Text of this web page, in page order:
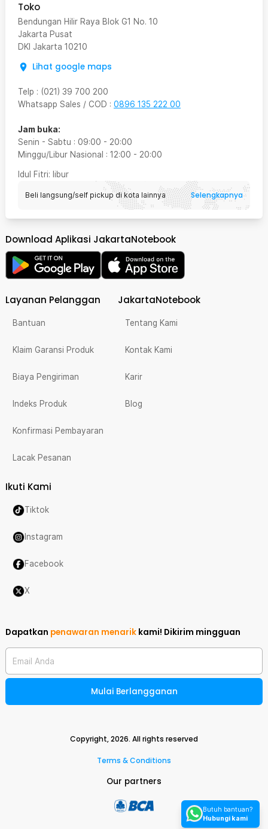
Toko
Bendungan Hilir Raya Blok G1 No. 10
Jakarta Pusat
DKI Jakarta 10210
Lihat google maps
Telp : (021) 39 700 200
Whatsapp Sales / COD : 0896 135 222 00
Jam buka:
Senin - Sabtu : 09:00 - 20:00
Minggu/Libur Nasional : 12:00 - 20:00
Idul Fitri: libur
Beli langsung/self pickup di kota lainnya Selengkapnya
Download Aplikasi JakartaNotebook
Layanan Pelanggan
Bantuan
Klaim Garansi Produk
Biaya Pengiriman
Indeks Produk
Konfirmasi Pembayaran
Lacak Pesanan
JakartaNotebook
Tentang Kami
Kontak Kami
Karir
Blog
Ikuti Kami
Tiktok
Instagram
Facebook
X
Dapatkan penawaran menarik kami! Dikirim mingguan
Email Anda
Mulai Berlangganan
Copyright,2026. All rights reserved
Terms & Conditions
Our partners
Butuh bantuan?
Hubungi kami